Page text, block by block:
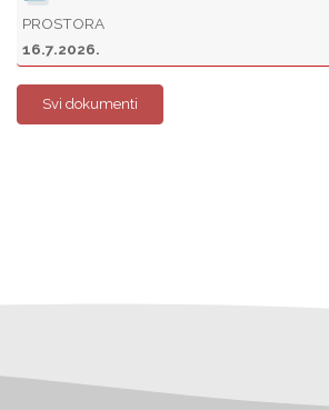
PROSTORA
16.7.2026.
Svi dokumenti